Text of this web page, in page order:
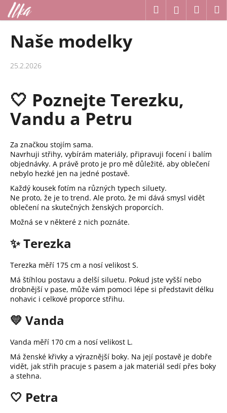
Přejít
na
obsah
Hledat Přihlášení
Naše modelky
25.2.2026
🤍 Poznejte Terezku,
Vandu a Petru
Za značkou stojím sama.
Navrhuji střihy, vybírám materiály, připravuji focení i balím
objednávky. A právě proto je pro mě důležité, aby oblečení
nebylo hezké jen na jedné postavě.
Každý kousek fotím na různých typech siluety.
Ne proto, že je to trend. Ale proto, že mi dává smysl vidět
oblečení na skutečných ženských proporcích.
Možná se v některé z nich poznáte.
✨ Terezka
Terezka měří 175 cm a nosí velikost S.
Má štíhlou postavu a delší siluetu. Pokud jste vyšší nebo
drobnější v pase, může vám pomoci lépe si představit délku
nohavic i celkové proporce střihu.
💛 Vanda
Vanda měří 170 cm a nosí velikost L.
Má ženské křivky a výraznější boky. Na její postavě je dobře
vidět, jak střih pracuje s pasem a jak materiál sedí přes boky
a stehna.
🤍 Petra
o
o
o
t
ř
b
u
j
e
t
e
n
a
j
í
t
?
HLEDAT
o